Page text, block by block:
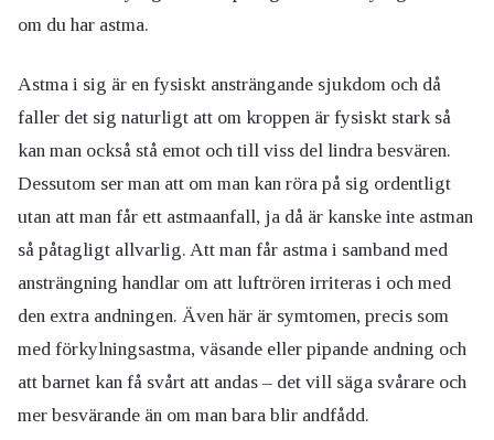
om du har astma.
Astma i sig är en fysiskt ansträngande sjukdom och då
faller det sig naturligt att om kroppen är fysiskt stark så
kan man också stå emot och till viss del lindra besvären.
Dessutom ser man att om man kan röra på sig ordentligt
utan att man får ett astmaanfall, ja då är kanske inte astman
så påtagligt allvarlig. Att man får astma i samband med
ansträngning handlar om att luftrören irriteras i och med
den extra andningen. Även här är symtomen, precis som
med förkylningsastma, väsande eller pipande andning och
att barnet kan få svårt att andas – det vill säga svårare och
mer besvärande än om man bara blir andfådd.